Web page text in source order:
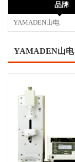
品牌
YAMADEN山电
YAMADEN山电